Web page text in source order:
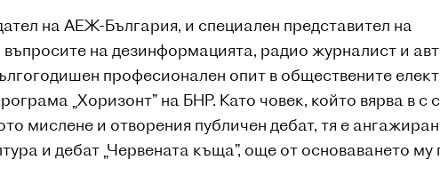
на АЕЖ-България, и специален представител на
на дезинформацията, радио журналист и
професионален опит в обществените
„Хоризонт” на БНР. Като човек, който вярва в с
мислене и отворения публичен дебат, тя е
и дебат „Червената къща”, още от основаването